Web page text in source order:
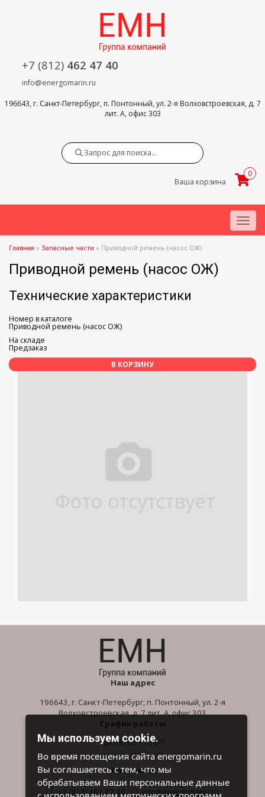
+7 (812) 462 47 40
info@energomarin.ru
196643, г. Санкт-Петербург, п. Понтонный, ул. 2-я Волховстроевская, д. 7
лит. А, офис 303
Ваша корзина
0
Menu
Главная » Запасные части » Приводной ремень (насос ОЖ)
Приводной ремень (насос ОЖ)
Технические характеристики
Номер в каталоге
Приводной ремень (насос ОЖ)
На складе
Предзаказ
В КОРЗИНУ
Наш адрес
196643, г. Санкт-Петербург, п. Понтонный, ул. 2-я
Волховстроевская, д. 7 лит. А, офис 303
График работы
Пн-Пт: 1000- 1900
Сб-Вс: 1000- 1600
Контакты
+7 (812) 462 47 40 info@energomarin.ru
Мы используем cookie.
Во время посещения сайта energomarin.ru
Вы соглашаетесь с тем, что мы
обрабатываем Ваши персональные данные